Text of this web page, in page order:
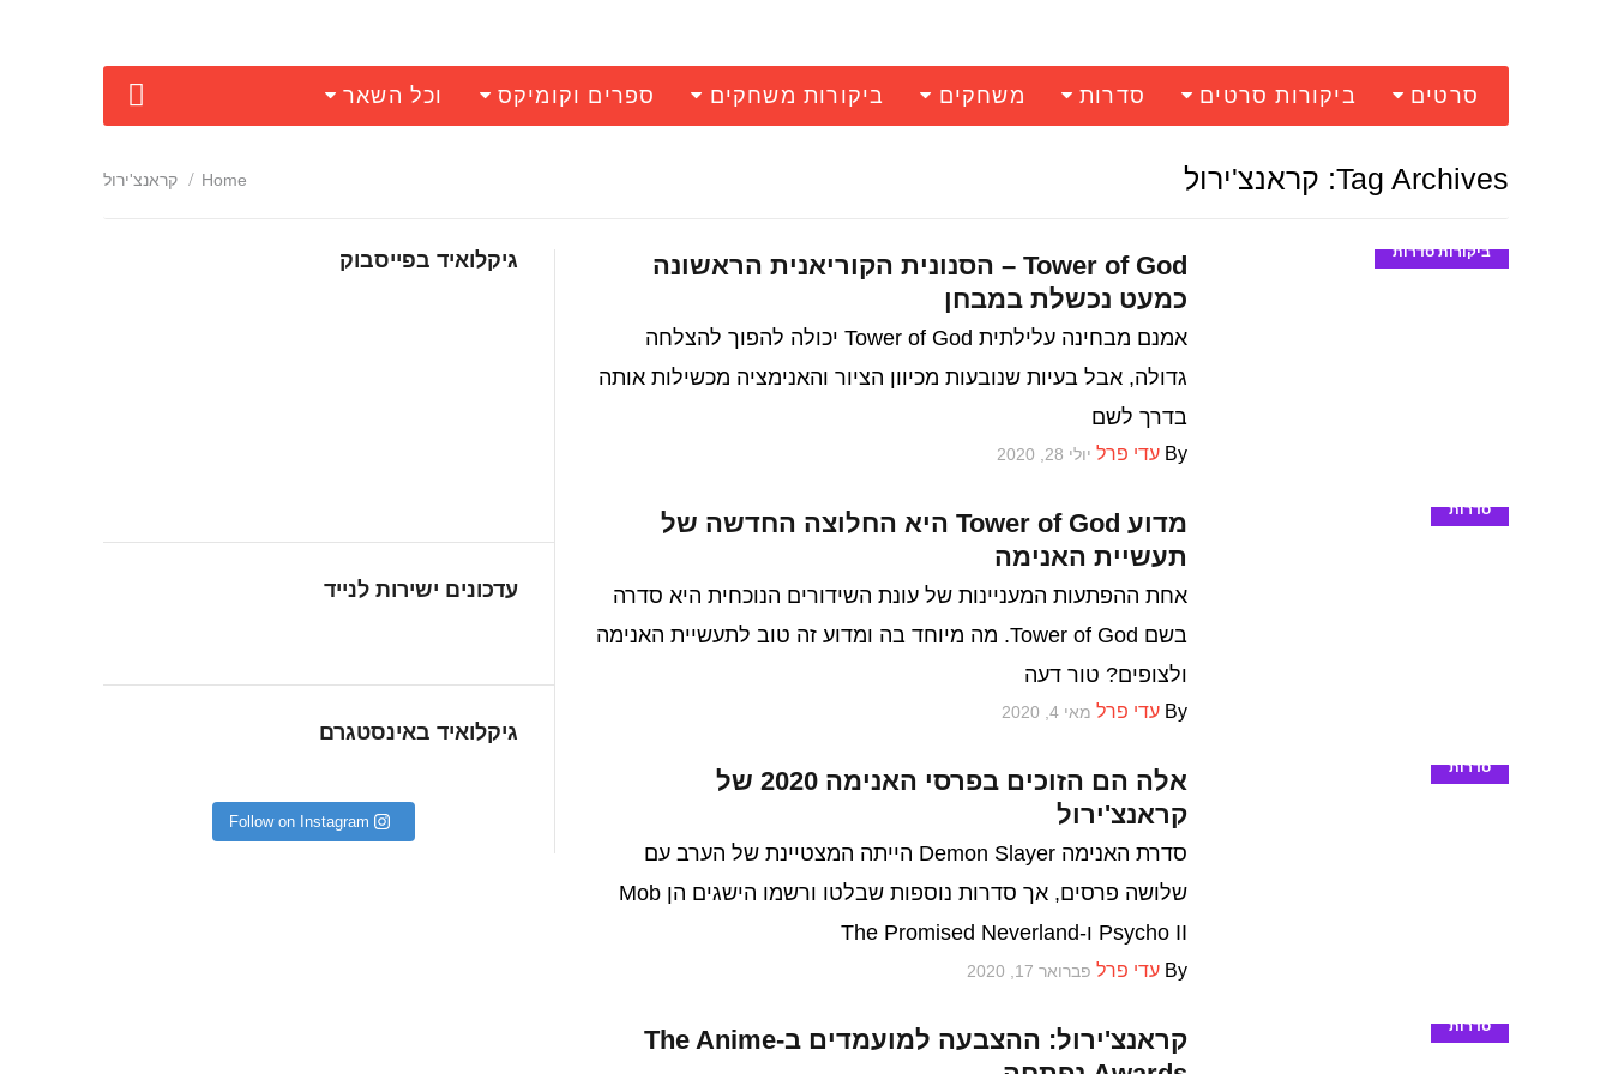
סרטים ביקורות סרטים סדרות משחקים ביקורות משחקים ספרים וקומיקס וכל השאר
Tag Archives: קראנצ'ירול Home קראנצ'ירול
ביקורות סדרות
Tower of God – הסנונית הקוריאנית הראשונה
כמעט נכשלת במבחן
אמנם מבחינה עלילתית Tower of God יכולה להפוך להצלחה
גדולה, אבל בעיות שנובעות מכיוון הציור והאנימציה מכשילות אותה
בדרך לשם
By עדי פרל יולי 28, 2020
סדרות
מדוע Tower of God היא החלוצה החדשה של
תעשיית האנימה
אחת ההפתעות המעניינות של עונת השידורים הנוכחית היא סדרה
בשם Tower of God. מה מיוחד בה ומדוע זה טוב לתעשיית האנימה
ולצופים? טור דעה
By עדי פרל מאי 4, 2020
סדרות
אלה הם הזוכים בפרסי האנימה 2020 של
קראנצ'ירול
סדרת האנימה Demon Slayer הייתה המצטיינת של הערב עם
שלושה פרסים, אך סדרות נוספות שבלטו ורשמו הישגים הן Mob
Psycho II ו-The Promised Neverland
By עדי פרל פברואר 17, 2020
סדרות
קראנצ'ירול: ההצבעה למועמדים ב-The Anime
גיקלואיד בפייסבוק
עדכונים ישירות לנייד
גיקלואיד באינסטגרם
Follow on Instagram